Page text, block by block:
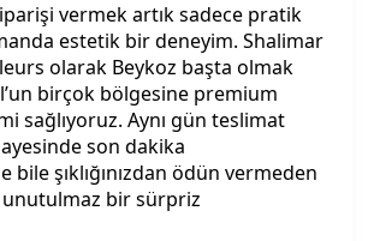
vermek artık sadece pratik
estetik bir deneyim. Shalimar
olarak Beykoz başta olmak
birçok bölgesine premium
sağlıyoruz. Aynı gün teslimat
son dakika
bile şıklığınızdan ödün vermeden
bir sürpriz